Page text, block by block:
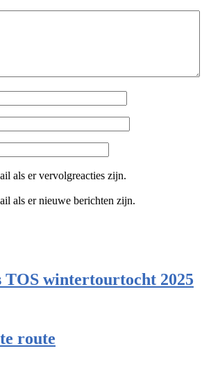
als er vervolgreacties zijn.
als er nieuwe berichten zijn.
TOS wintertourtocht 2025
route